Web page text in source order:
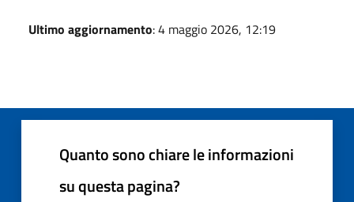
Ultimo aggiornamento: 4 maggio 2026, 12:19
Quanto sono chiare le informazioni
su questa pagina?